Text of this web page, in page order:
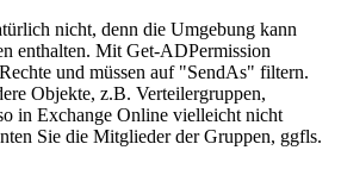
nicht, denn die Umgebung kann
enthalten. Mit Get-ADPermission
und müssen auf "SendAs" filtern.
Objekte, z.B. Verteilergruppen,
in Exchange Online vielleicht nicht
Sie die Mitglieder der Gruppen, ggfls.